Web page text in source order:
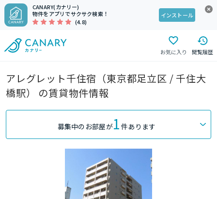
CANARY(カナリー)
物件をアプリでサクサク検索！
(4.8)
インストール
お気に入り 閲覧履歴
アレグレット千住宿（東京都足立区 / 千住大
橋駅） の賃貸物件情報
募集中のお部屋が1 件あります